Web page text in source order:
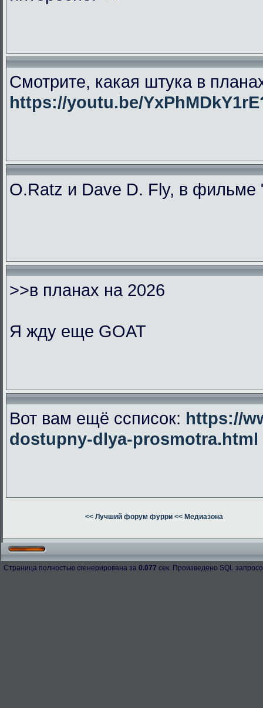
Смотрите, какая штука в
https://youtu.be/
O.Ratz и Dave D. Fly, в
>>в планах на 2026
Я жду еще GOAT
Вот вам ещё ссписок: https://
dostupny-dlya-prosmotra.html
<< Лучший форум фурри << Медиазона
Страница полностью сгенерирована за 0.077 сек. Произведено SQL